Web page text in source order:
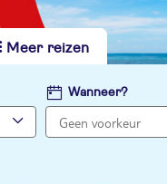
Meer reizen
Wanneer?